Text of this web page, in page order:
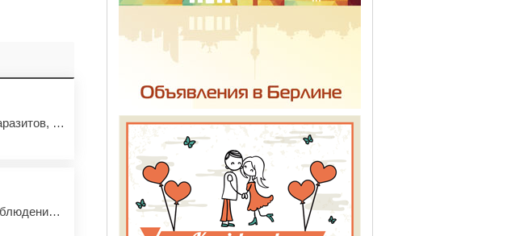
Красивые короткошерстные котята Они обработаны от паразитов, осмотрены ветеринаром, полностью привиты, чипированы и имеют пакет для котят со всей документацией, когда отправляются в новые дома. Для получения дополнительной информации свяжитесь с нами через WHATSAPP/VIBER +491630353228
Щенки мальтипу Выращены в домашних условиях под наблюдением профессионального ветеринара. Щенки жизнерадостны и всегда готовы играть и общаться. Правильно вакцинированы и обработаны от паразитов. WhatsApp / Viber +491630353228